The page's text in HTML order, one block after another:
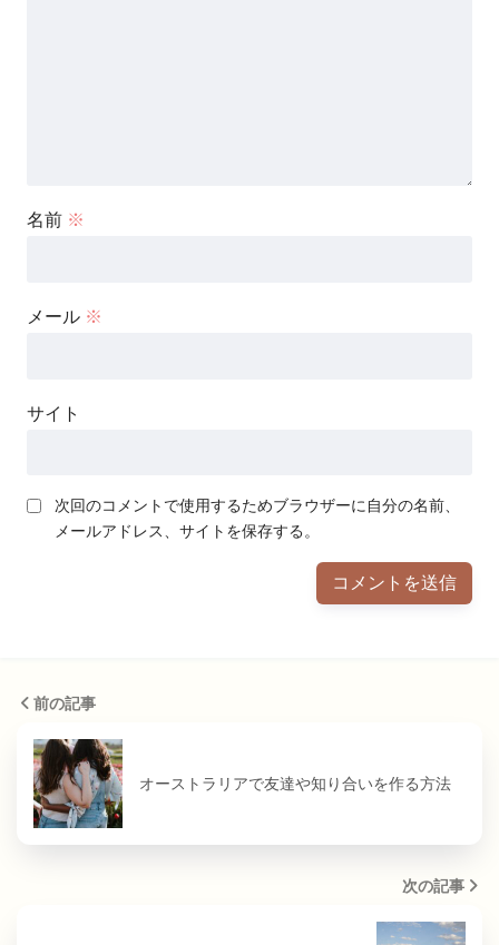
名前 ※
メール ※
サイト
次回のコメントで使用するためブラウザーに自分の名前、
メールアドレス、サイトを保存する。
前の記事
オーストラリアで友達や知り合いを作る方法
次の記事